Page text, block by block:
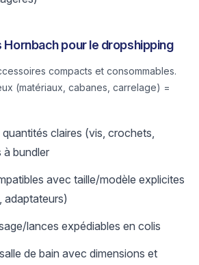
pour le dropshipping
compacts et consommables.
(matériaux, cabanes, carrelage) =
claires (vis, crochets,
à bundler
avec taille/modèle explicites
adaptateurs)
lances expédiables en colis
de bain avec dimensions et